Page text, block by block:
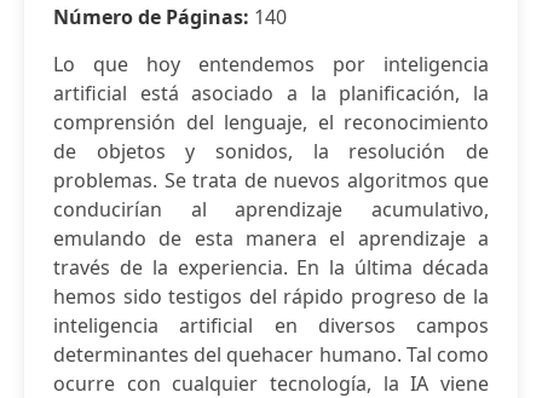
Número de Páginas: 140
Lo que hoy entendemos por inteligencia
artificial está asociado a la planificación, la
comprensión del lenguaje, el reconocimiento
de objetos y sonidos, la resolución de
problemas. Se trata de nuevos algoritmos que
conducirían al aprendizaje acumulativo,
emulando de esta manera el aprendizaje a
través de la experiencia. En la última década
hemos sido testigos del rápido progreso de la
inteligencia artificial en diversos campos
determinantes del quehacer humano. Tal como
ocurre con cualquier tecnología, la IA viene